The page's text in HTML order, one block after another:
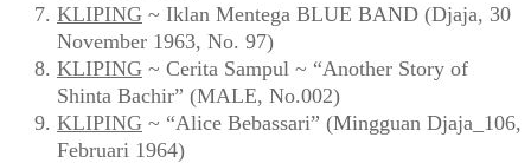
KLIPING ~ Iklan Mentega BLUE BAND (Djaja, 30
November 1963, No. 97)
KLIPING ~ Cerita Sampul ~ “Another Story of
Shinta Bachir” (MALE, No.002)
KLIPING ~ “Alice Bebassari” (Mingguan Djaja_106,
Februari 1964)